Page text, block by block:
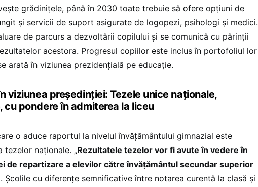
grădinițele, până în 2030 toate trebuie să ofere opțiuni de
și servicii de suport asigurate de logopezi, psihologi și medici.
de parcurs a dezvoltării copilului și se comunică cu părinții
acestora. Progresul copiilor este inclus în portofoliul lor
arată în viziunea prezidențială pe educație.
viziunea președinției: Tezele unice naționale,
cu pondere în admiterea la liceu
o aduce raportul la nivelul învățământului gimnazial este
tezelor naționale. „Rezultatele tezelor vor fi avute în vedere în
de repartizare a elevilor către învățământul secundar superior
Școlile cu diferențe semnificative între notarea curentă la clasă și